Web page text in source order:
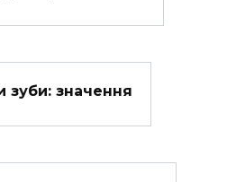
зуби: значення